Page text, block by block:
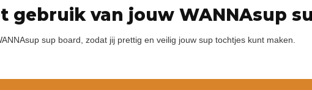
gebruik van jouw WANNAsup
sup board, zodat jij prettig en veilig jouw sup tochtjes kunt maken.